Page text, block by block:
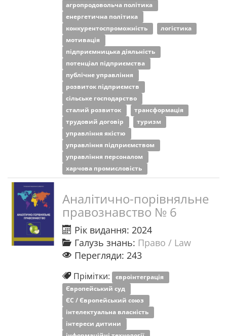
агропродовольча політика
енергетична політика
конкурентоспроможність
логістика
мотивація
підприємницька діяльність
потенціал підприємства
публічне управління
розвиток підприємств
сільське господарство
сталий розвиток
трансформація
трудовий договір
туризм
управління якістю
управління підприємством
управління персоналом
харчова промисловість
Аналітично-порівняльне
правознавство № 6
Рік видання: 2024
Галузь знань: Право / Law
Перегляди: 243
Прімітки: євроінтеграція
Європейський суд
ЄС / Європейський союз
інтелектуальна власність
інтереси дитини